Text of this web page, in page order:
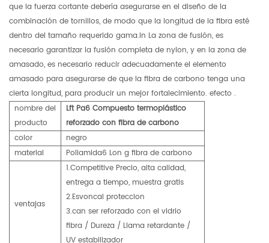
que la fuerza cortante debería asegurarse en el diseño de la
combinación de tornillos, de modo que la longitud de la fibra esté
dentro del tamaño requerido gama.in La zona de fusión, es
necesario garantizar la fusión completa de nylon, y en la zona de
amasado, es necesario reducir adecuadamente el elemento
amasado para asegurarse de que la fibra de carbono tenga una
cierta longitud, para producir un mejor fortalecimiento. efecto .
nombre del
producto
Lft Pa6 Compuesto termoplástico
reforzado con fibra de carbono
color
negro
material
Poliamida6 Lon g fibra de carbono
ventajas
1.Competitive Precio, alta calidad,
entrega a tiempo, muestra gratis
2.Esvoncal proteccion
3.can ser reforzado con el vidrio
fibra / Dureza / Llama retardante /
UV estabilizador